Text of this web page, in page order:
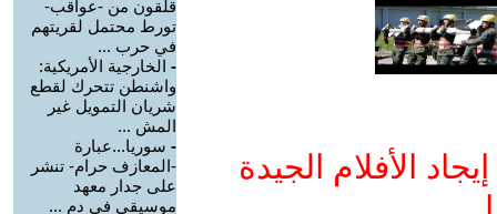
الأفلام الجيدة
قلقون من -عواقب-
تورط محتمل لقريتهم
في حرب ...
- الخارجية الأمريكية:
واشنطن تتحرك لقطع
شريان التمويل غير
المش ...
- سوريا...عبارة
-المعازف حرام- تنشر
على جدار معهد
موسيقي في دم ...